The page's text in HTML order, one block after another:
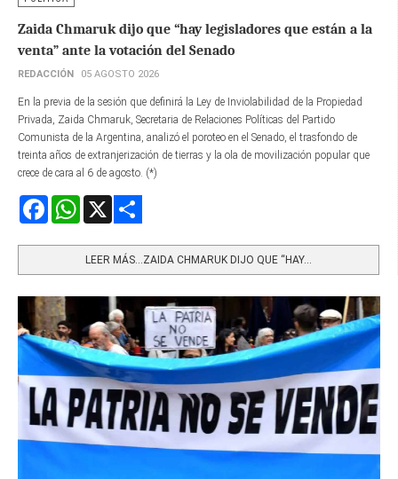
Zaida Chmaruk dijo que “hay legisladores que están a la
venta” ante la votación del Senado
REDACCIÓN 05 AGOSTO 2026
En la previa de la sesión que definirá la Ley de Inviolabilidad de la Propiedad
Privada, Zaida Chmaruk, Secretaria de Relaciones Políticas del Partido
Comunista de la Argentina, analizó el poroteo en el Senado, el trasfondo de
treinta años de extranjerización de tierras y la ola de movilización popular que
crece de cara al 6 de agosto. (*)
FacebookWhatsApp
LEER MÁS…ZAIDA CHMARUK DIJO QUE “HAY...